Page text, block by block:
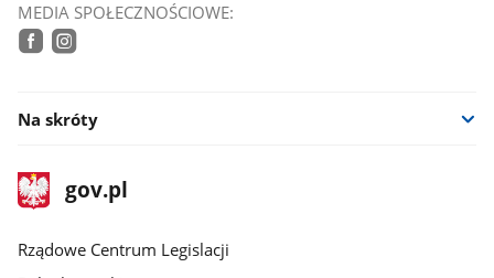
MEDIA SPOŁECZNOŚCIOWE:
Na skróty
stopka
gov.plStrona
gov.pl
Rządowe Centrum Legislacji